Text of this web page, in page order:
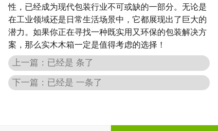
性，已经成为现代包装行业不可或缺的一部分。无论是
在工业领域还是日常生活场景中，它都展现出了巨大的
潜力。如果你正在寻找一种既实用又环保的包装解决方
案，那么实木木箱一定是值得考虑的选择！
上一篇：已经是 条了
下一篇：已经是 一条了